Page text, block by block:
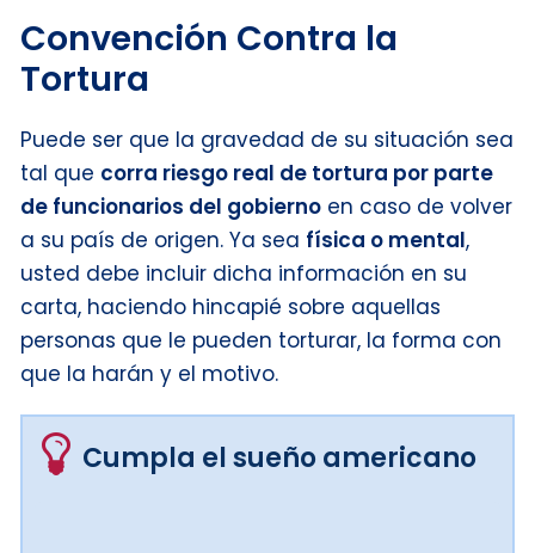
Convención Contra la
Tortura
Puede ser que la gravedad de su situación sea
tal que corra riesgo real de tortura por parte
de funcionarios del gobierno en caso de volver
a su país de origen. Ya sea física o mental,
usted debe incluir dicha información en su
carta, haciendo hincapié sobre aquellas
personas que le pueden torturar, la forma con
que la harán y el motivo.
Cumpla el sueño americano